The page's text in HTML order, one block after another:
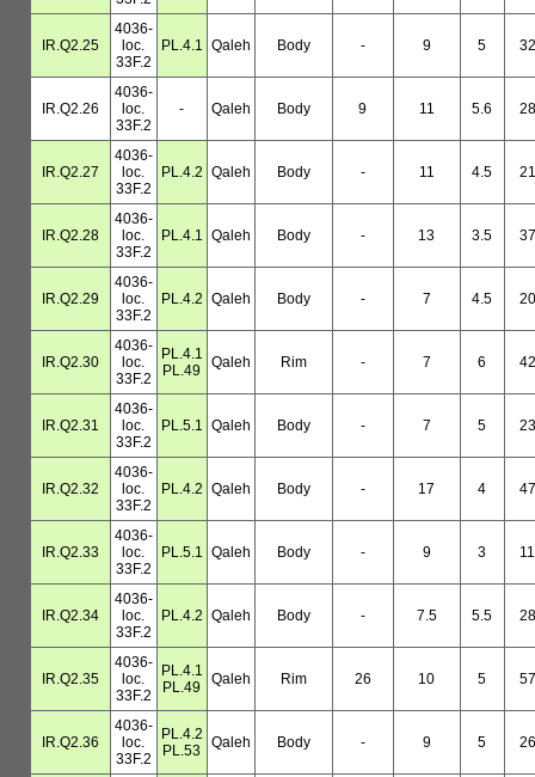
IR.Q2.25
4036-
loc.
33F.2
PL.4.1 Qaleh Body - 9 5 32
IR.Q2.26
4036-
loc.
33F.2
- Qaleh Body 9 11 5.6 28
IR.Q2.27
4036-
loc.
33F.2
PL.4.2 Qaleh Body - 11 4.5 21
IR.Q2.28
4036-
loc.
33F.2
PL.4.1 Qaleh Body - 13 3.5 37
IR.Q2.29
4036-
loc.
33F.2
PL.4.2 Qaleh Body - 7 4.5 20
IR.Q2.30
4036-
loc.
33F.2
PL.4.1
PL.49
Qaleh Rim - 7 6 42
IR.Q2.31
4036-
loc.
33F.2
PL.5.1 Qaleh Body - 7 5 23
IR.Q2.32
4036-
loc.
33F.2
PL.4.2 Qaleh Body - 17 4 47
IR.Q2.33
4036-
loc.
33F.2
PL.5.1 Qaleh Body - 9 3 11
IR.Q2.34
4036-
loc.
33F.2
PL.4.2 Qaleh Body - 7.5 5.5 28
IR.Q2.35
4036-
loc.
33F.2
PL.4.1
PL.49
Qaleh Rim 26 10 5 57
IR.Q2.36
4036-
loc.
33F.2
PL.4.2
PL.53
Qaleh Body - 9 5 26